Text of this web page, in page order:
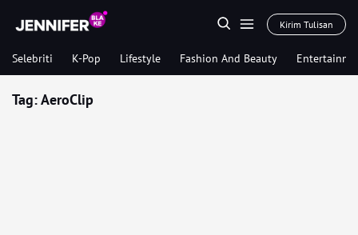
Kirim Tulisan
Selebriti K-Pop Lifestyle Fashion And Beauty
Tag:AeroClip